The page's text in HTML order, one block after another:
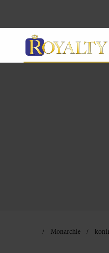
Monarchie